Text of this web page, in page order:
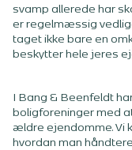
svamp allerede har
er regelmæssig
taget ikke bare en
beskytter hele jeres
I Bang & Beenfeldt
boligforeninger med
ældre ejendomme. Vi
hvordan man